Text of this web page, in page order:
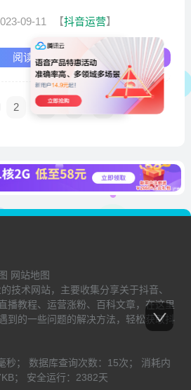
之，抖推宝快速涨粉平台为品牌、企业
09-11 【抖音运营】
阅读全文
2 3 ›
网站地图
技术网站，主要收集分享关于抖音、
播教程、运营涨粉、百科文章，在这里
到的一些问题的解决方法，轻松获取抖
秒； 数据库查询次数： 15次；
消耗内
； 安全运行： 2382天